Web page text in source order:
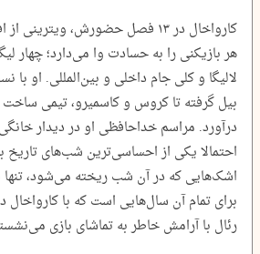
کارواخال در ۱۳‌ فصل حضورش،
هر بازیکنی را به حسادت وا می‌دارد؛ چهار
لالیگا و کلی جام داخلی و بین‌المللی. او با
بیل گرفته تا کروس و کاسمیرو، تیمی ساخت
درآورد. مراسم خداحافظی او در دیدار خانگی
احتمالا یکی از احساسی‌ترین شب‌های تاریخ
اشک‌هایی که در آن شب ریخته می‌شود، تنها
برای تمام آن سال‌هایی است که با کارواخال
رئال با آرامش خاطر به تماشای بازی